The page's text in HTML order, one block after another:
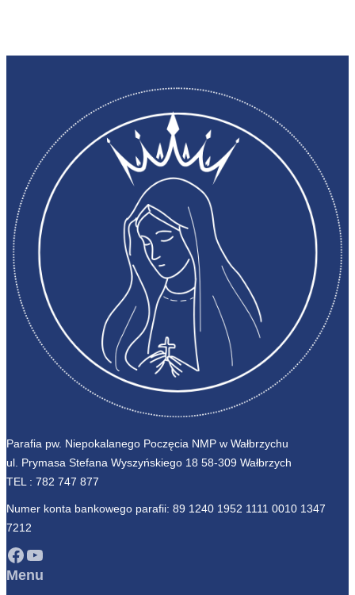
Parafia pw. Niepokalanego Poczęcia NMP w Wałbrzychu
ul. Prymasa Stefana Wyszyńskiego 18 58-309 Wałbrzych
TEL : 782 747 877
Numer konta bankowego parafii: 89 1240 1952 1111 0010 1347
7212
Facebook YouTube
Menu